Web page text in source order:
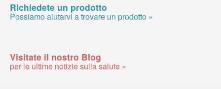
Richiedete un prodotto
Possiamo aiutarvi a trovare un prodotto »
Visitate il nostro Blog
per le ultime notizie sulla salute »